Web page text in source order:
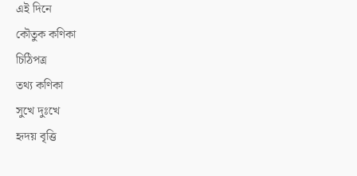
এই দিনে
কৌতুক কণিকা
চিঠিপত্র
তথ্য কণিকা
সুখে দুঃখে
হৃদয় বৃত্তি